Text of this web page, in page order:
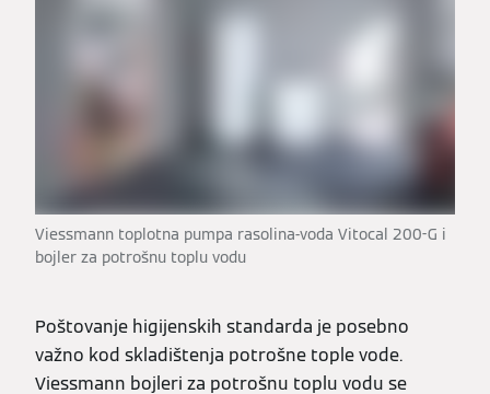
Viessmann toplotna pumpa rasolina-voda Vitocal 200-G i
bojler za potrošnu toplu vodu
Poštovanje higijenskih standarda je posebno
važno kod skladištenja potrošne tople vode.
Viessmann bojleri za potrošnu toplu vodu se